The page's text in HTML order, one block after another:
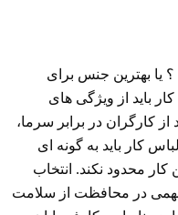
یا بهترین جنس برای
باید از ویژگی های
از کارگران در برابر سرما،
کار باید به گونه ای
محدود نکند. انتخاب
در محافظت از سلامت